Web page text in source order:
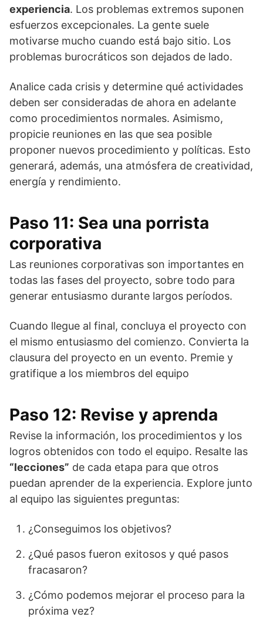
experiencia. Los problemas extremos suponen
esfuerzos excepcionales. La gente suele
motivarse mucho cuando está bajo sitio. Los
problemas burocráticos son dejados de lado.
Analice cada crisis y determine qué actividades
deben ser consideradas de ahora en adelante
como procedimientos normales. Asimismo,
propicie reuniones en las que sea posible
proponer nuevos procedimiento y políticas. Esto
generará, además, una atmósfera de creatividad,
energía y rendimiento.
Paso 11: Sea una porrista
corporativa
Las reuniones corporativas son importantes en
todas las fases del proyecto, sobre todo para
generar entusiasmo durante largos períodos.
Cuando llegue al final, concluya el proyecto con
el mismo entusiasmo del comienzo. Convierta la
clausura del proyecto en un evento. Premie y
gratifique a los miembros del equipo
Paso 12: Revise y aprenda
Revise la información, los procedimientos y los
logros obtenidos con todo el equipo. Resalte las
“lecciones” de cada etapa para que otros
puedan aprender de la experiencia. Explore junto
al equipo las siguientes preguntas:
¿Conseguimos los objetivos?
¿Qué pasos fueron exitosos y qué pasos
fracasaron?
¿Cómo podemos mejorar el proceso para la
próxima vez?